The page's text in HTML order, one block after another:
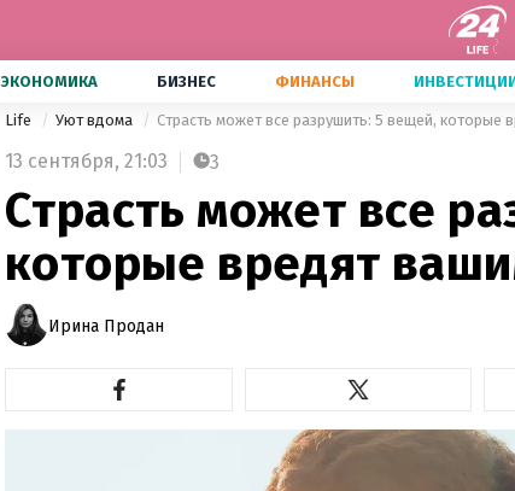
ЭКОНОМИКА БИЗНЕС ФИНАНСЫ
Life Уют вдома Страсть может все разрушить: 5 вещей, которые
13 сентября, 21:03 3
Страсть может все
которые вредят
Ирина Продан